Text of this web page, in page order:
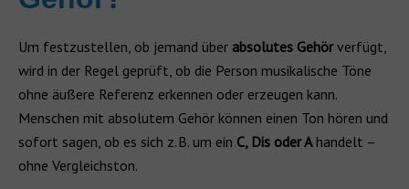
Um festzustellen, ob jemand über absolutes Gehörverfügt,
wird in der Regel geprüft, ob die Person musikalische Töne
ohne äußere Referenz erkennen oder erzeugen kann.
Menschen mit absolutem Gehör können einen Ton hören und
sofort sagen, ob es sich z. B. um ein C, Dis oder Ahandelt –
ohne Vergleichston.